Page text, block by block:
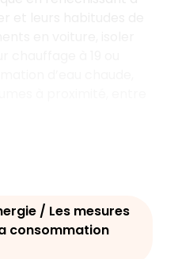
/ Les mesures
consommation